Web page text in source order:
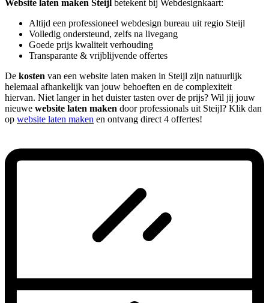
Website laten maken Steijl betekent bij Webdesignkaart:
Altijd een professioneel webdesign bureau uit regio Steijl
Volledig ondersteund, zelfs na livegang
Goede prijs kwaliteit verhouding
Transparante & vrijblijvende offertes
De kosten van een website laten maken in Steijl zijn natuurlijk
helemaal afhankelijk van jouw behoeften en de complexiteit
hiervan. Niet langer in het duister tasten over de prijs? Wil jij jouw
nieuwe website laten maken door professionals uit Steijl? Klik dan
op website laten maken en ontvang direct 4 offertes!